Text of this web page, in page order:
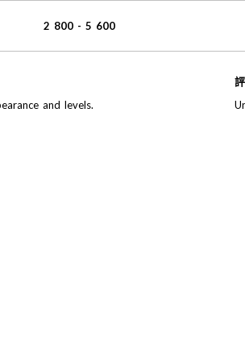
2 800 - 5 600
and levels.